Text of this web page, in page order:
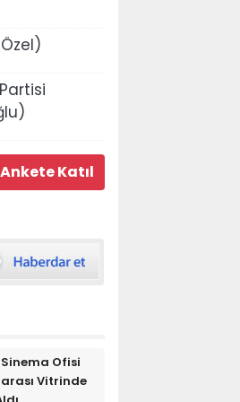
Ofisi
Vitrinde